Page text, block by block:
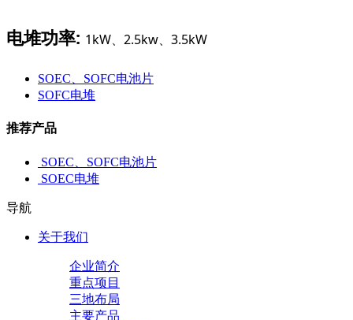
电堆功率: 1kW、2.5kw、3.5kW
SOEC、SOFC电池片
SOFC电堆
推荐产品
SOEC、SOFC电池片
SOEC电堆
导航
关于我们
企业简介
重点项目
三地布局
主要产品